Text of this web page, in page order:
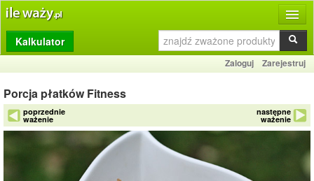
Produkty
Dziennik
Przelicznik
Porównywarka
Porady
Kalkulator
Zaloguj Zarejestruj
Porcja płatków Fitness
poprzednie
ważenie
następne
ważenie